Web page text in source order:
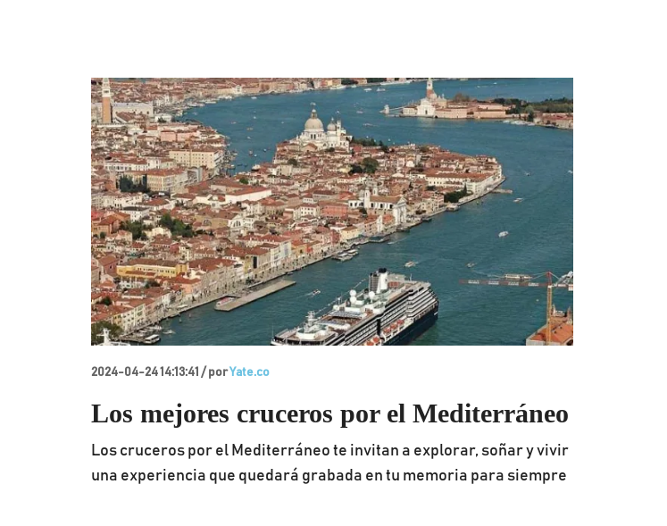
2024-04-24 14:13:41 / porYate.co
Los mejores cruceros por el Mediterráneo
Los cruceros por el Mediterráneo te invitan a explorar, soñar y vivir
una experiencia que quedará grabada en tu memoria para siempre